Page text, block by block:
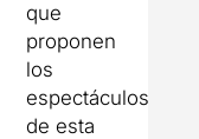
que
proponen
los
espectáculos
de esta